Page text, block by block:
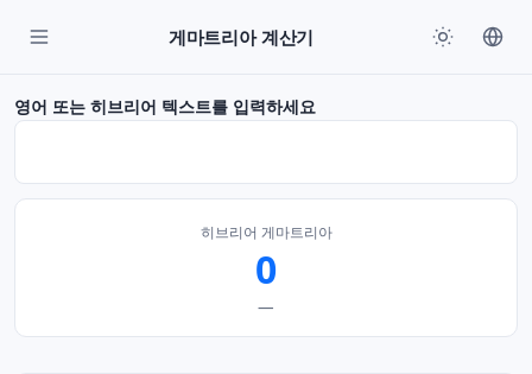
게마트리아 계산기
영어 또는 히브리어 텍스트를 입력하세요
히브리어 게마트리아
0
—